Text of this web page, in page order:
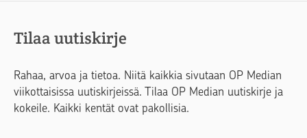
Tilaa uutiskirje
Rahaa, arvoa ja tietoa. Niitä kaikkia sivutaan OP Median
viikottaisissa uutiskirjeissä. Tilaa OP Median uutiskirje ja
kokeile. Kaikki kentät ovat pakollisia.